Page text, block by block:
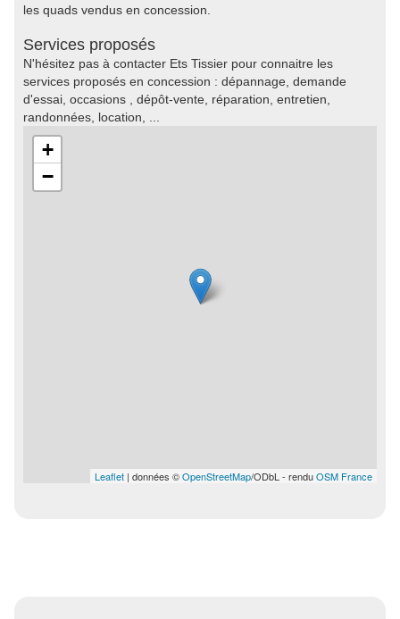
les quads vendus en concession.
Services proposés
N'hésitez pas à contacter Ets Tissier pour connaitre les
services proposés en concession : dépannage, demande
d'essai, occasions , dépôt-vente, réparation, entretien,
randonnées, location, ...
+
−
Leaflet | données ©OpenStreetMap/ODbL - renduOSM France